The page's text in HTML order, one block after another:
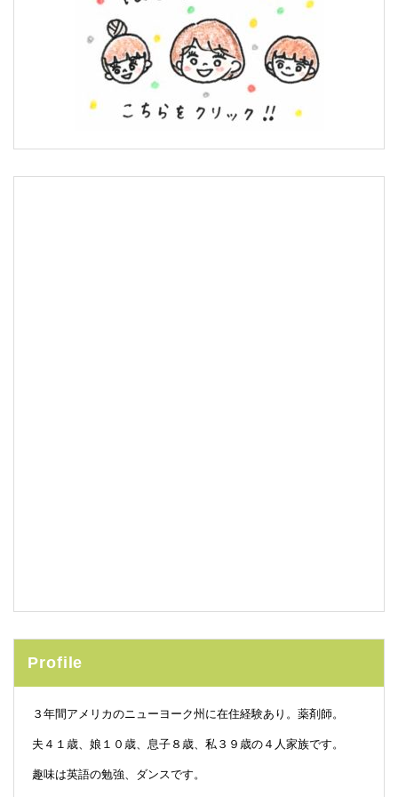
Profile
３年間アメリカのニューヨーク州に在住経験あり。薬剤師。
夫４１歳、娘１０歳、息子８歳、私３９歳の４人家族です。
趣味は英語の勉強、ダンスです。